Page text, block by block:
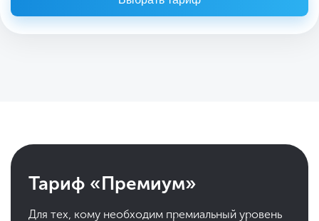
Тариф «Премиум»
Для тех, кому необходим премиальный уровень